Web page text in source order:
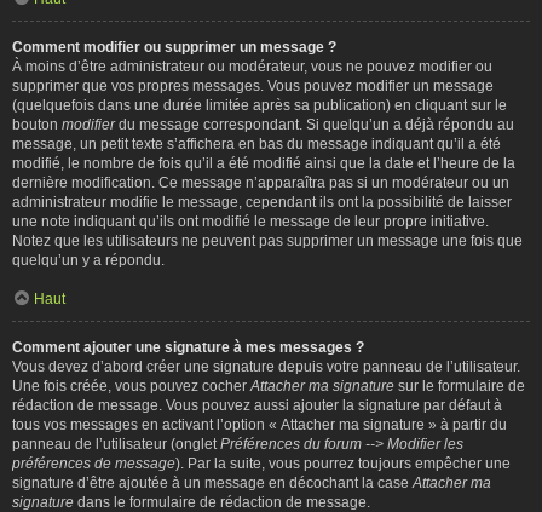
Comment modifier ou supprimer un message ?
À moins d’être administrateur ou modérateur, vous ne pouvez modifier ou
supprimer que vos propres messages. Vous pouvez modifier un message
(quelquefois dans une durée limitée après sa publication) en cliquant sur le
bouton modifierdu message correspondant. Si quelqu’un a déjà répondu au
message, un petit texte s’affichera en bas du message indiquant qu’il a été
modifié, le nombre de fois qu’il a été modifié ainsi que la date et l’heure de la
dernière modification. Ce message n’apparaîtra pas si un modérateur ou un
administrateur modifie le message, cependant ils ont la possibilité de laisser
une note indiquant qu’ils ont modifié le message de leur propre initiative.
Notez que les utilisateurs ne peuvent pas supprimer un message une fois que
quelqu’un y a répondu.
Haut
Comment ajouter une signature à mes messages ?
Vous devez d’abord créer une signature depuis votre panneau de l’utilisateur.
Une fois créée, vous pouvez cocher Attacher ma signature sur le formulaire de
rédaction de message. Vous pouvez aussi ajouter la signature par défaut à
tous vos messages en activant l’option « Attacher ma signature » à partir du
panneau de l’utilisateur (onglet Préférences du forum --> Modifier les
préférences de message). Par la suite, vous pourrez toujours empêcher une
signature d’être ajoutée à un message en décochant la case Attacher ma
signature dans le formulaire de rédaction de message.